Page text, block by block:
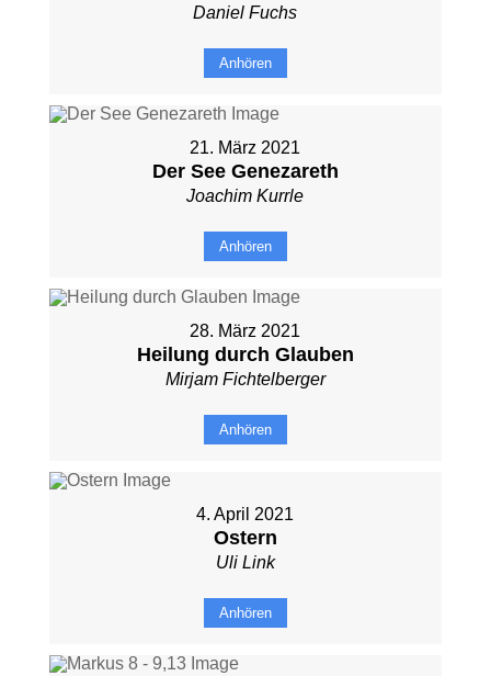
Daniel Fuchs
Anhören
21. März 2021
Der See Genezareth
Joachim Kurrle
Anhören
28. März 2021
Heilung durch Glauben
Mirjam Fichtelberger
Anhören
4. April 2021
Ostern
Uli Link
Anhören